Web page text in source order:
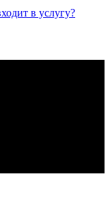
в услугу?